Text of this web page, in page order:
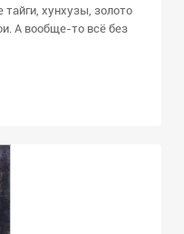
хунхузы, золото
А вообще-то всё без